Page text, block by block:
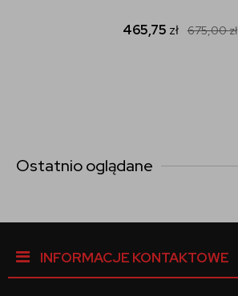
465,75 zł 675,00zł
Ostatnio oglądane
INFORMACJE KONTAKTOWE